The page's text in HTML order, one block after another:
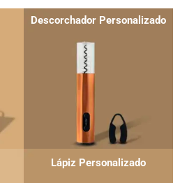
Descorchador Personalizado
Lápiz Personalizado